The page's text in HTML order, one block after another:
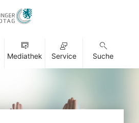
Mediathek Service Suche